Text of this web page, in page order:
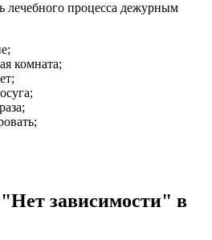
лечебного процесса дежурным
комната;
зависимости" в